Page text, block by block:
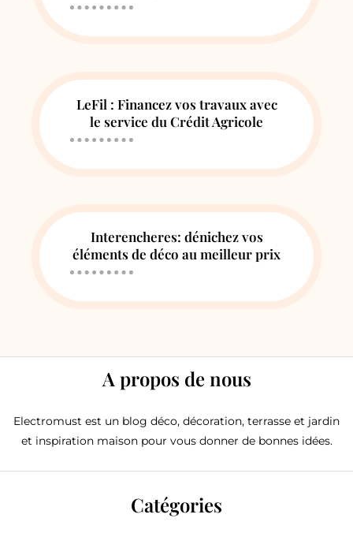
LeFil : Financez vos travaux avec
le service du Crédit Agricole
Interencheres: dénichez vos
éléments de déco au meilleur prix
A propos de nous
Electromust est un blog déco, décoration, terrasse et jardin
et inspiration maison pour vous donner de bonnes idées.
Catégories